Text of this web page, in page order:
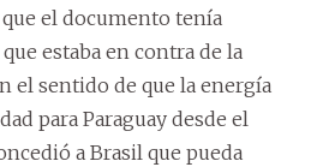
el documento tenía
estaba en contra de la
el sentido de que la energía
para Paraguay desde el
a Brasil que pueda